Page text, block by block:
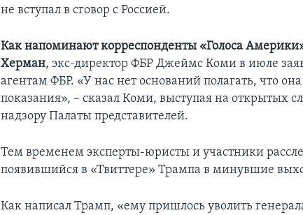
не вступал в сговор с Россией.
Как напоминают корреспонденты «Голоса
Херман, экс-директор ФБР Джеймс Коми в июле
агентам ФБР. «У нас нет оснований полагать, что
показания», – сказал Коми, выступая на открытых
надзору Палаты представителей.
Тем временем эксперты-юристы и участники
появившийся в «Твиттере» Трампа в минувшие
Как написал Трамп, «ему пришлось уволить